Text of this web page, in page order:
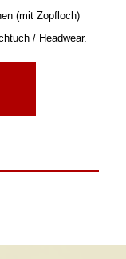
(mit Zopfloch)
/ Headwear.